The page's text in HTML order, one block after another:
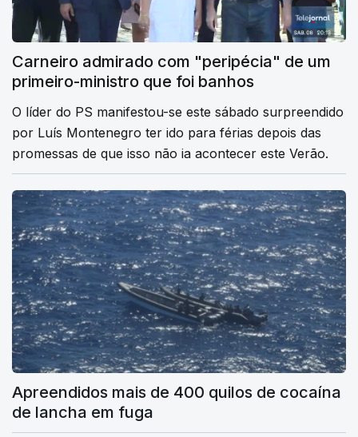
Carneiro admirado com "peripécia" de um
primeiro-ministro que foi banhos
O líder do PS manifestou-se este sábado surpreendido
por Luís Montenegro ter ido para férias depois das
promessas de que isso não ia acontecer este Verão.
Apreendidos mais de 400 quilos de cocaína
de lancha em fuga